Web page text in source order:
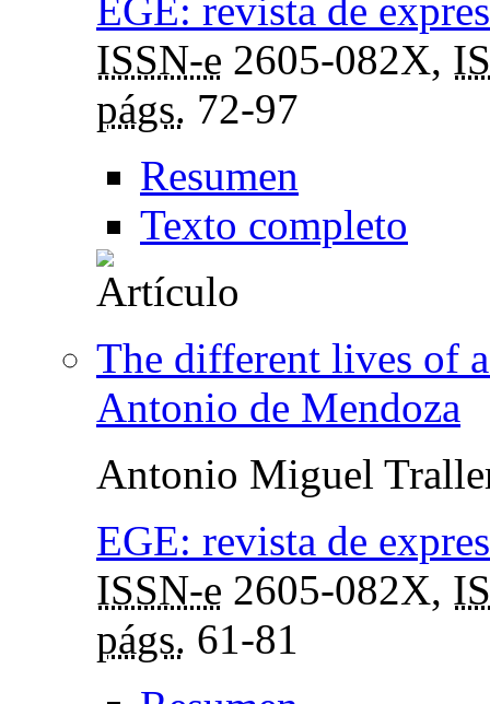
EGE: revista de
ISSN-e 2605-082X,
págs. 72-97
Resumen
Texto completo
The different lives of
Antonio de Mendoza
Antonio Miguel
EGE: revista de
ISSN-e 2605-082X,
págs. 61-81